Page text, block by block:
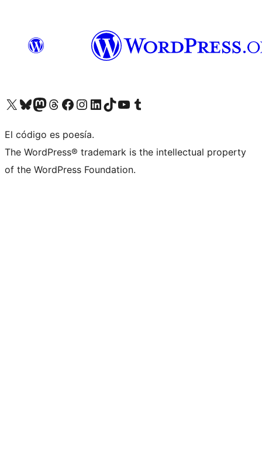
Visit our X (formerly Twitter) account
Visit our Bluesky account
Visita nuestra cuenta de Twitter
Visit our Threads account
Visita nuestra página de Facebook
Visite nuestra cuenta de Instagram
Visit our LinkedIn account
Visit our TikTok account
Visit our YouTube channel
Visit our Tumblr account
El código es poesía.
The WordPress® trademark is the intellectual property
of the WordPress Foundation.